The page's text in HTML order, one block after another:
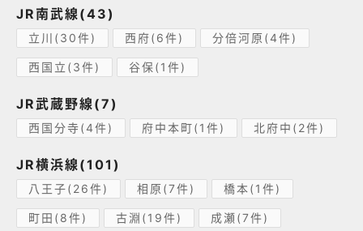
JR南武線(43)
立川(30件) 西府(6件) 分倍河原(4件)
西国立(3件) 谷保(1件)
JR武蔵野線(7)
西国分寺(4件) 府中本町(1件) 北府中(2件)
JR横浜線(101)
八王子(26件) 相原(7件) 橋本(1件)
町田(8件) 古淵(19件) 成瀬(7件)